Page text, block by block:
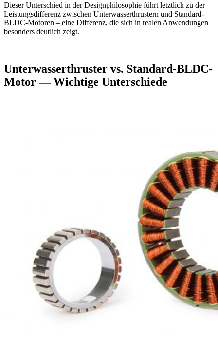
Dieser Unterschied in der Designphilosophie führt letztlich zu der
Leistungsdifferenz zwischen Unterwasserthrustern und Standard-
BLDC-Motoren – eine Differenz, die sich in realen Anwendungen
besonders deutlich zeigt.
Unterwasserthruster vs. Standard-BLDC-
Motor — Wichtige Unterschiede